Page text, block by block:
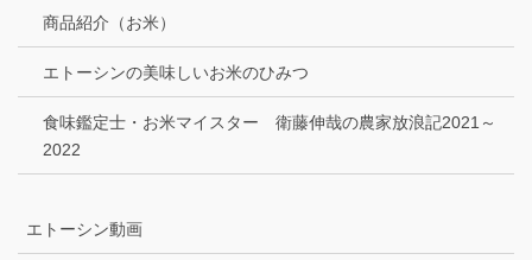
商品紹介（お米）
エトーシンの美味しいお米のひみつ
食味鑑定士・お米マイスター 衛藤伸哉の農家放浪記2021～
2022
エトーシン動画